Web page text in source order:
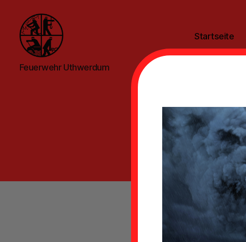
Feuerwehr
Uthwerdum
Feuerwehr Uthwerdum
Startseite